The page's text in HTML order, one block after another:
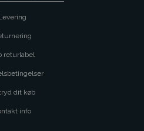
returlabel
dit køb
info